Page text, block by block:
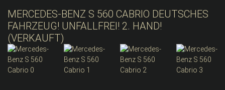
MERCEDES-BENZ S 560 CABRIO DEUTSCHES
FAHRZEUG! UNFALLFREI! 2. HAND!
(VERKAUFT)